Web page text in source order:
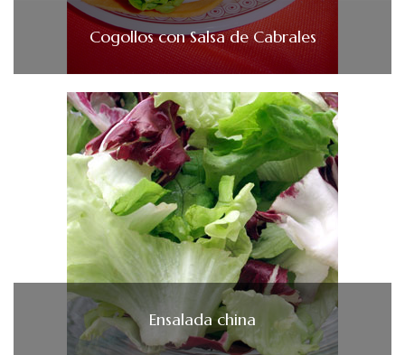
Cogollos con Salsa de Cabrales
Ensalada china